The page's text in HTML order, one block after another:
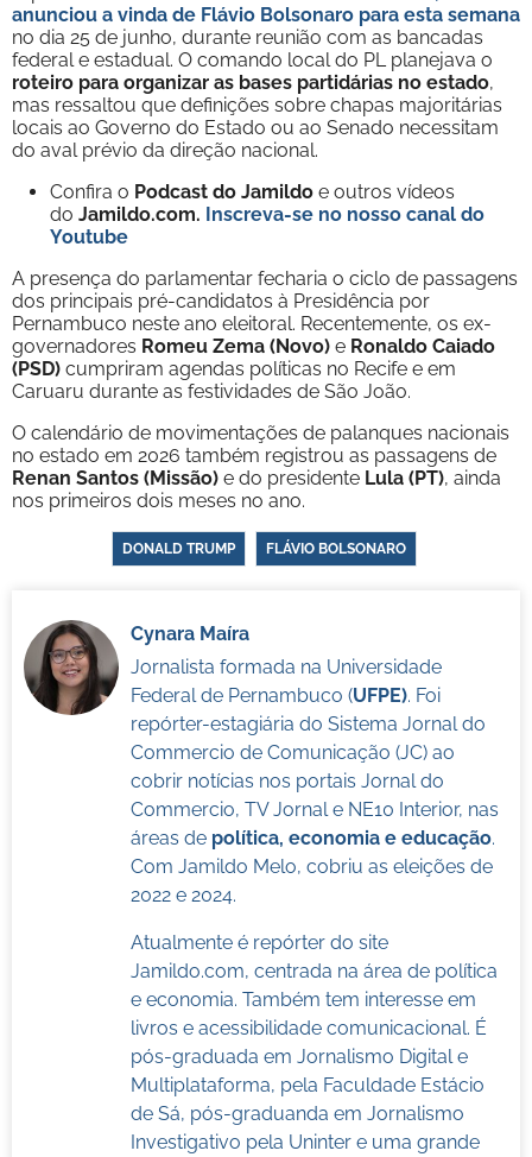
anunciou a vinda de Flávio Bolsonaro para esta semana
no dia 25 de junho, durante reunião com as bancadas
federal e estadual. O comando local do PL planejava o
roteiro para organizar as bases partidárias no estado,
mas ressaltou que definições sobre chapas majoritárias
locais ao Governo do Estado ou ao Senado necessitam
do aval prévio da direção nacional.
Confira o Podcast do Jamildo e outros vídeos
do Jamildo.com. Inscreva-se no nosso canal do
Youtube
A presença do parlamentar fecharia o ciclo de passagens
dos principais pré-candidatos à Presidência por
Pernambuco neste ano eleitoral. Recentemente, os ex-
governadores Romeu Zema (Novo) e Ronaldo Caiado
(PSD) cumpriram agendas políticas no Recife e em
Caruaru durante as festividades de São João.
O calendário de movimentações de palanques nacionais
no estado em 2026 também registrou as passagens de
Renan Santos (Missão) e do presidente Lula (PT), ainda
nos primeiros dois meses no ano.
DONALD TRUMP FLÁVIO BOLSONARO
Cynara Maíra
Jornalista formada na Universidade
Federal de Pernambuco (UFPE). Foi
repórter-estagiária do Sistema Jornal do
Commercio de Comunicação (JC) ao
cobrir notícias nos portais Jornal do
Commercio, TV Jornal e NE10 Interior, nas
áreas de política, economia e educação.
Com Jamildo Melo, cobriu as eleições de
2022 e 2024.
Atualmente é repórter do site
Jamildo.com, centrada na área de política
e economia. Também tem interesse em
livros e acessibilidade comunicacional. É
pós-graduada em Jornalismo Digital e
Multiplataforma, pela Faculdade Estácio
de Sá, pós-graduanda em Jornalismo
Investigativo pela Uninter e uma grande